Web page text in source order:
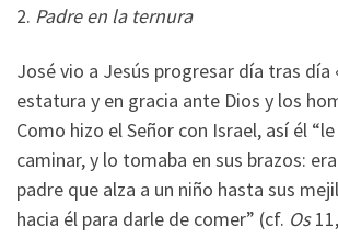
2. Padre en la ternura
José vio a Jesús progresar día tras día
estatura y en gracia ante Dios y los
Como hizo el Señor con Israel, así él
caminar, y lo tomaba en sus brazos:
padre que alza a un niño hasta sus
hacia él para darle de comer” (cf. Os